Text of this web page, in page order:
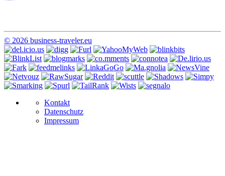
© 2026 business-traveler.eu
Kontakt
Datenschutz
Impressum